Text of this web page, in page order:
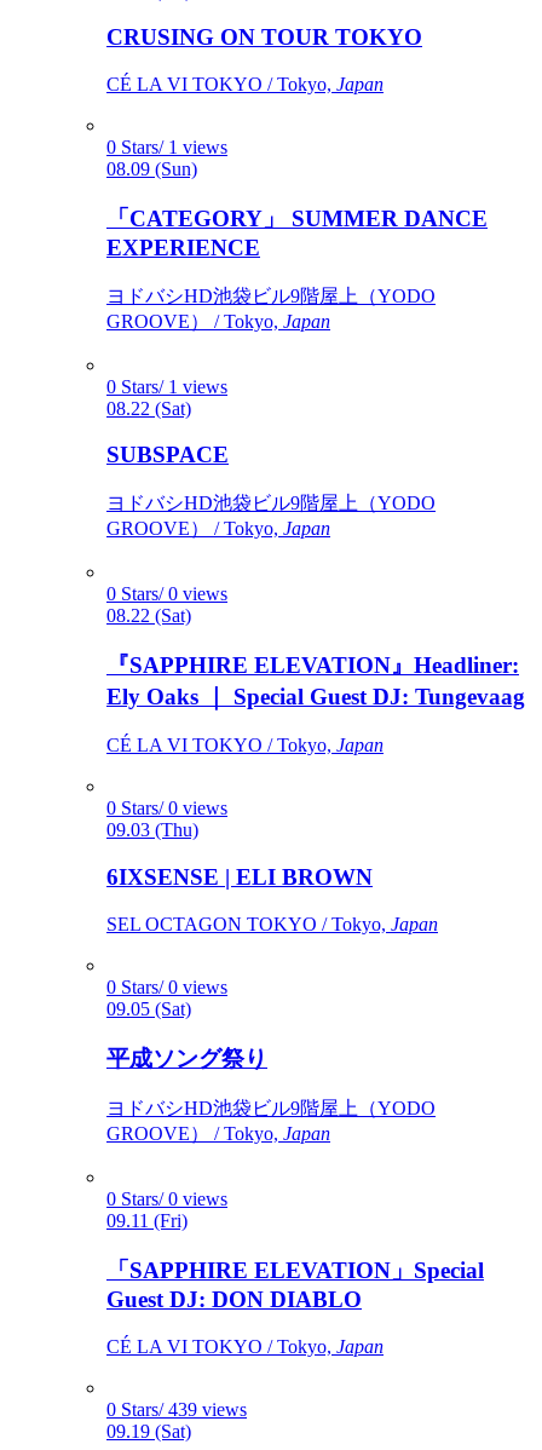
CRUSING ON TOUR TOKYO
CÉ LA VI TOKYO / Tokyo, Japan
0 Stars/ 1 views
08.09 (Sun)
「CATEGORY」 SUMMER DANCE
EXPERIENCE
ヨドバシHD池袋ビル9階屋上（YODO
GROOVE） / Tokyo, Japan
0 Stars/ 1 views
08.22 (Sat)
SUBSPACE
ヨドバシHD池袋ビル9階屋上（YODO
GROOVE） / Tokyo, Japan
0 Stars/ 0 views
08.22 (Sat)
『SAPPHIRE ELEVATION』Headliner:
Ely Oaks ｜ Special Guest DJ: Tungevaag
CÉ LA VI TOKYO / Tokyo, Japan
0 Stars/ 0 views
09.03 (Thu)
6IXSENSE | ELI BROWN
SEL OCTAGON TOKYO / Tokyo, Japan
0 Stars/ 0 views
09.05 (Sat)
平成ソング祭り
ヨドバシHD池袋ビル9階屋上（YODO
GROOVE） / Tokyo, Japan
0 Stars/ 0 views
09.11 (Fri)
「SAPPHIRE ELEVATION」Special
Guest DJ: DON DIABLO
CÉ LA VI TOKYO / Tokyo, Japan
0 Stars/ 439 views
09.19 (Sat)